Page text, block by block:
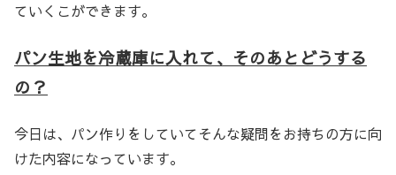
ていくこができます。
パン生地を冷蔵庫に入れて、そのあとどうする
の？
今日は、パン作りをしていてそんな疑問をお持ちの方に向
けた内容になっています。